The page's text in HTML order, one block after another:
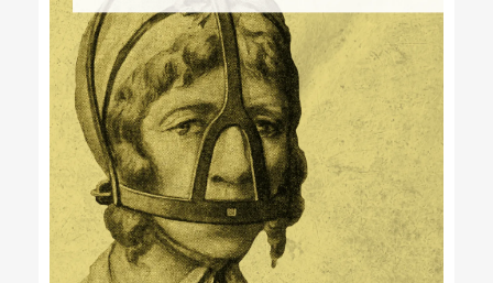
Rafael Flórez-Estrada
Robert Gammon
Roberto Bernui
Roberto Reyes Tarazona
Rodrigo Luque
Ronald Rivera Cachique
Rossana Sala
Valeria Venegas
Varios autores
Wayo Saravia